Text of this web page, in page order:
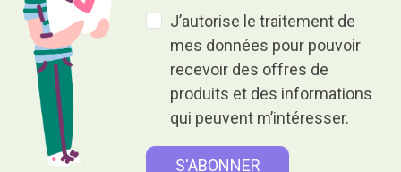
J’autorise le traitement de
mes données pour pouvoir
recevoir des offres de
produits et des informations
qui peuvent m’intéresser.